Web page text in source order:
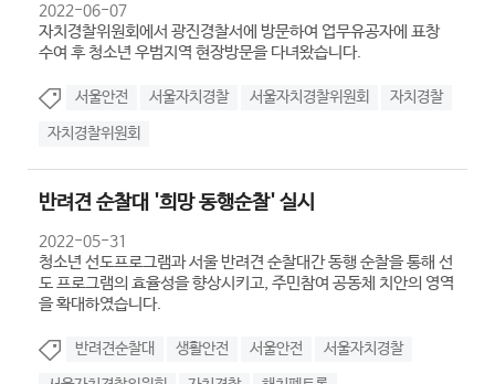
2022-06-07
자치경찰위원회에서 광진경찰서에 방문하여 업무유공자에 표창
수여 후 청소년 우범지역 현장방문을 다녀왔습니다.
서울안전 서울자치경찰 서울자치경찰위원회 자치경찰
자치경찰위원회
반려견 순찰대 '희망 동행순찰' 실시
2022-05-31
청소년 선도프로그램과 서울 반려견 순찰대간 동행 순찰을 통해 선
도 프로그램의 효율성을 향상시키고, 주민참여 공동체 치안의 영역
을 확대하였습니다.
반려견순찰대 생활안전 서울안전 서울자치경찰